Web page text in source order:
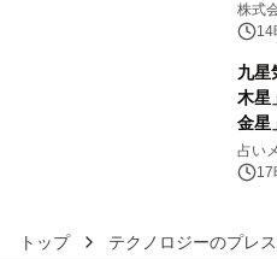
株式
14
九星
木星
金星
ング
占い
17
トップ テクノロジーのプレ